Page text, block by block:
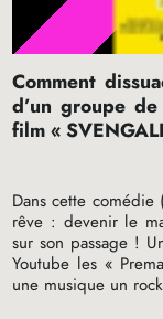
Comment
d’un groupe
film « SVENGALI
Dans cette
rêve : devenir le
sur son passage !
Youtube les «
une musique un